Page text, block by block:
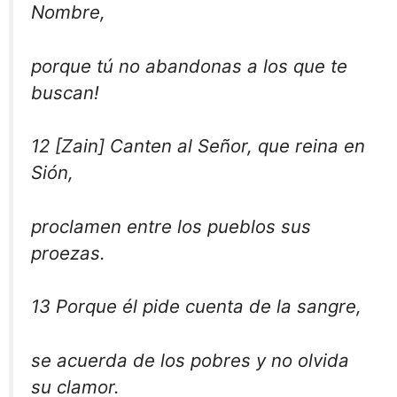
Nombre,
porque tú no abandonas a los que te
buscan!
12 [Zain] Canten al Señor, que reina en
Sión,
proclamen entre los pueblos sus
proezas.
13 Porque él pide cuenta de la sangre,
se acuerda de los pobres y no olvida
su clamor.